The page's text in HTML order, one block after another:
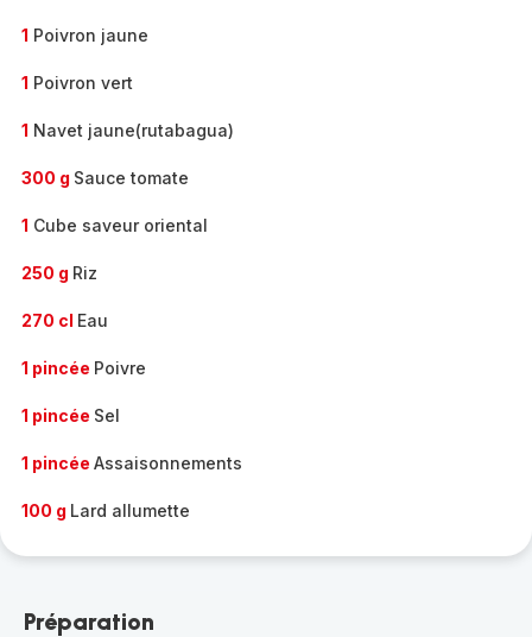
1 Poivron jaune
1 Poivron vert
1 Navet jaune(rutabagua)
300 g Sauce tomate
1 Cube saveur oriental
250 g Riz
270 cl Eau
1 pincée Poivre
1 pincée Sel
1 pincée Assaisonnements
100 g Lard allumette
Préparation